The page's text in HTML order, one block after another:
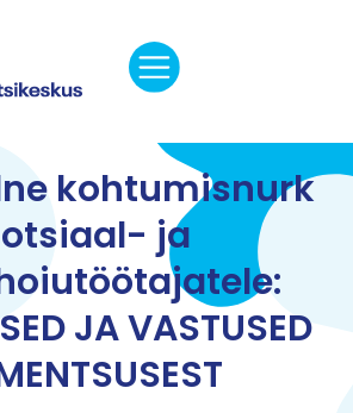
kohtumisnurk
ja
JA VASTUSED